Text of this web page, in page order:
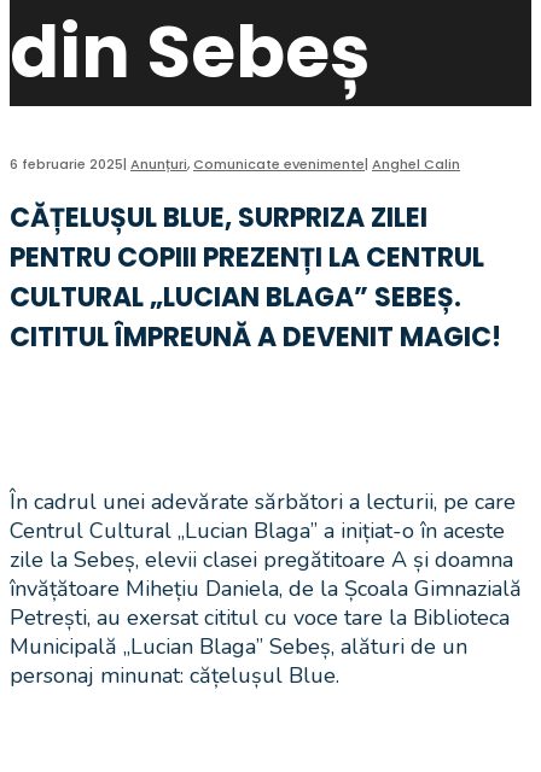
din Sebeș
6 februarie 2025| Anunțuri,Comunicate evenimente| Anghel Calin
CĂȚELUȘUL BLUE, SURPRIZA ZILEI
PENTRU COPIII PREZENȚI LA CENTRUL
CULTURAL „LUCIAN BLAGA” SEBEȘ.
CITITUL ÎMPREUNĂ A DEVENIT MAGIC!
În cadrul unei adevărate sărbători a lecturii, pe care
Centrul Cultural „Lucian Blaga” a inițiat-o în aceste
zile la Sebeș, elevii clasei pregătitoare A și doamna
învățătoare Mihețiu Daniela, de la Școala Gimnazială
Petrești, au exersat cititul cu voce tare la Biblioteca
Municipală „Lucian Blaga” Sebeș, alături de un
personaj minunat: cățelușul Blue.